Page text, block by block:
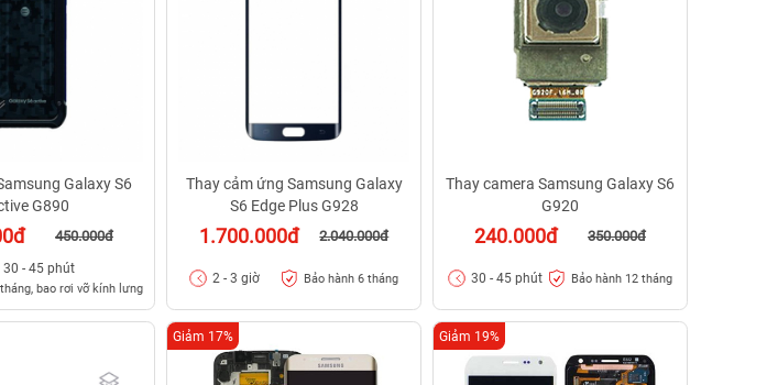
Galaxy S6
G890
450.000đ
30 - 45 phút
bao rơi vỡ kính lưng
Thay cảm ứng Samsung Galaxy
S6 Edge Plus G928
1.700.000đ 2.040.000đ
2 - 3 giờ Bảo hành 6 tháng
Thay camera Samsung Galaxy S6
G920
240.000đ 350.000đ
30 - 45 phút Bảo hành 12 tháng
Giảm 17% Giảm 19%